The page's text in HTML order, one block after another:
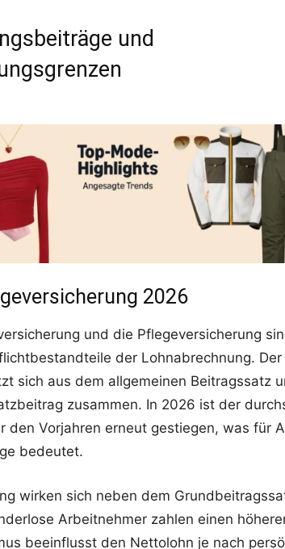
und
2026
und die Pflegeversicherung
der Lohnabrechnung.
sich aus dem allgemeinen Beitragssatz
zusammen. In 2026 ist der
den Vorjahren erneut gestiegen, was für
bedeutet.
wirken sich neben dem
Arbeitnehmer zahlen einen
beeinflusst den Nettolohn je nach